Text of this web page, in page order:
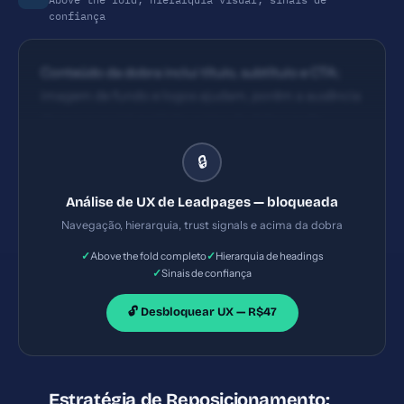
confiança
Conteúdo da dobra inclui título, subtítulo e CTA;
reduzir instantaneamente a confiança. A hierarquia
básica é visível com títulos, CTAs e logos. A leitura
do fluxo de navegação entre páginas de produto,
preços e demonstração/trial.
🔒
Análise de UX de Leadpages — bloqueada
Navegação, hierarquia, trust signals e acima da dobra
✓Above the fold completo✓Hierarquia de headings
✓Sinais de confiança
🔓 Desbloquear UX — R$47
Estratégia de Reposicionamento: